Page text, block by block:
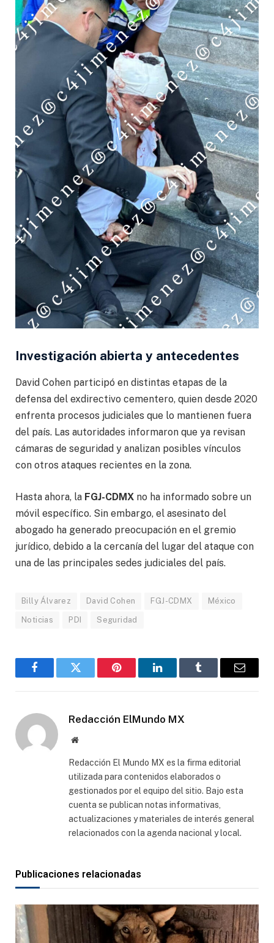
Investigación abierta y antecedentes
David Cohen participó en distintas etapas de la
defensa del exdirectivo cementero, quien desde 2020
enfrenta procesos judiciales que lo mantienen fuera
del país. Las autoridades informaron que ya revisan
cámaras de seguridad y analizan posibles vínculos
con otros ataques recientes en la zona.
Hasta ahora, la FGJ-CDMX no ha informado sobre un
móvil específico. Sin embargo, el asesinato del
abogado ha generado preocupación en el gremio
jurídico, debido a la cercanía del lugar del ataque con
una de las principales sedes judiciales del país.
Billy Álvarez David Cohen FGJ-CDMX México
Noticias PDI Seguridad
FacebookGorjeo Pinterest LinkedInTumblr
Correo
Redacción ElMundo MX
Sitio
Redacción El Mundo MX es la firma editorial
utilizada para contenidos elaborados o
gestionados por el equipo del sitio. Bajo esta
cuenta se publican notas informativas,
actualizaciones y materiales de interés general
relacionados con la agenda nacional y local.
Publicaciones relacionadas